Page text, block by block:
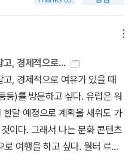
궤적을 계산하는 방법을 확립
는 물체는 유체의 저항 때문에
증명했다. 제3권에서는 갈릴레
각각 태양과 지구 방향으로 이
그리고 그 인력의 크기는 거리
는 것을 증명했다. 이것이 바
혹은 ‘만유인력’이라고 부르는
두 물체의 질량의 곱에 비례하
학은 기원전 300년 경 <기하원
. <기하원론>은 비잔틴 세계
년, 중국에 16세기말에 전해
(幾何)’에서 착안하여 산술과
마티카 mathematica에 기하
제도 기하학을 배우면서 “이 책
단다.유럽의 기하학은 17세기
써 ‘해석기하학’이라는 새로운
현대의 대수기하학, 미분기하
은 아주 송아지니까 데리고 다
장미만 싸 줘, 그 이상한 초록
고 예쁜 경찰 아가씨한테 줄
? 걸어가야지, 그럼! 경찰서 그
부르면 돼차에 태워서 집까지
그런데, 나 여기 문 좀 열어 줘 -
전거는 1초 동안 2미터를 이동
는 걸린 시간, 1미터는 이동한 거
리게 이동하기도 하고,빠르기가
합니다. 일정한 시간 동안 물
고, 경제적으로...
, 경제적으로 여유가 있을 때
등)를 방문하고 싶다. 유럽은 워
달 예정으로 계획을 세워도 가
이다. 그래서 나는 문화 콘텐츠
여행을 하고 싶다. 월터 르윈